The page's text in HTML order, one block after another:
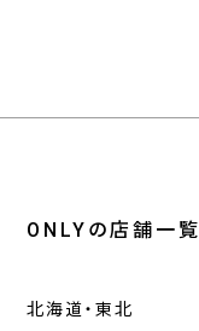
ONLYの店舗一覧
北海道・東北